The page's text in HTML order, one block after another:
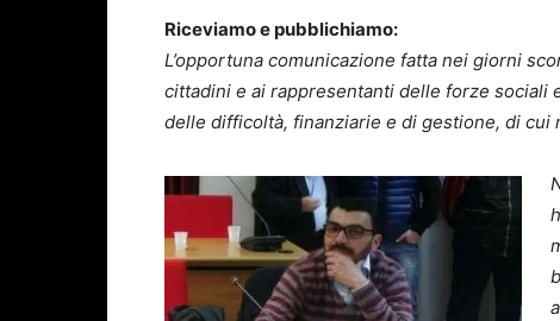
Riceviamo e pubblichiamo:
L’opportuna comunicazione fatta nei giorni
cittadini e ai rappresentanti delle forze sociali
delle difficoltà, finanziarie e di gestione, di cui